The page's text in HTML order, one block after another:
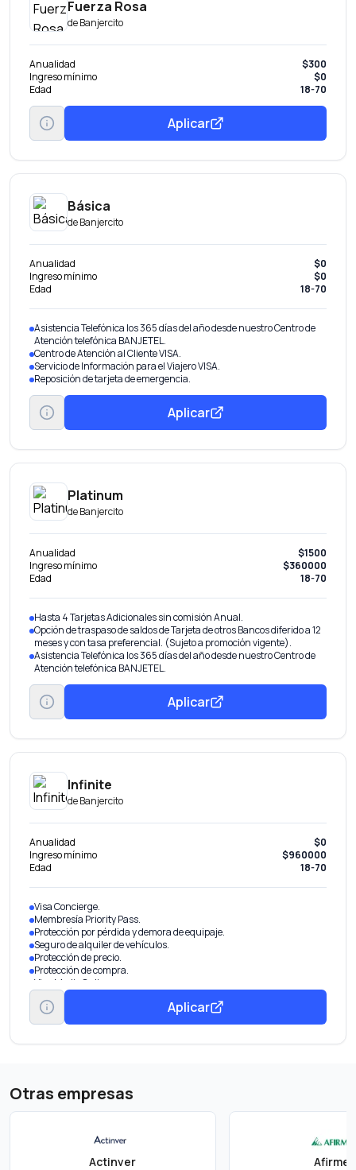
Fuerza Rosa
deBanjercito
Anualidad
$300
Ingreso mínimo
$0
Edad
18-70
Aplicar
Básica
deBanjercito
Anualidad
$0
Ingreso mínimo
$0
Edad
18-70
Asistencia Telefónica los 365 días del año desde nuestro Centro de
Atención telefónica BANJETEL.
Centro de Atención al Cliente VISA.
Servicio de Información para el Viajero VISA.
Reposición de tarjeta de emergencia.
Aplicar
Platinum
deBanjercito
Anualidad
$1500
Ingreso mínimo
$360000
Edad
18-70
Hasta 4 Tarjetas Adicionales sin comisión Anual.
Opción de traspaso de saldos de Tarjeta de otros Bancos diferido a 12
meses y con tasa preferencial. (Sujeto a promoción vigente).
Asistencia Telefónica los 365 días del año desde nuestro Centro de
Atención telefónica BANJETEL.
Aplicar
Infinite
deBanjercito
Anualidad
$0
Ingreso mínimo
$960000
Edad
18-70
Visa Concierge.
Membresía Priority Pass.
Protección por pérdida y demora de equipaje.
Seguro de alquiler de vehículos.
Protección de precio.
Protección de compra.
Visa Medio Online.
Conexión perdida.
Demora de viaje.
Sala Lounge.
Visa Luxury Hotel Collection.
Aplicar
Otras empresas
Actinver Afirme